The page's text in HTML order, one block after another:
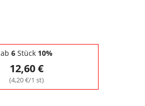
ab 6 Stück 10%
12,60 €
(4,20 €/1 st)